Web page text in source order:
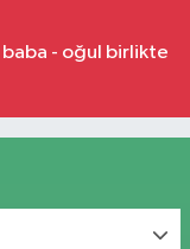
baba - oğul birlikte